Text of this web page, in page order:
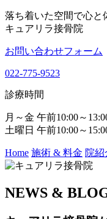
落ち着いた空間で心と
キュアリラ接骨院
お問い合わせフォーム
022-775-9523
診療時間
月～金 午前10:00～
土曜日 午前10:00～
Home 施術 & 料金 院紹
NEWS &